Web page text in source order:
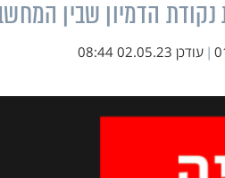
הדמיון שבין
| עודכן 02.05.23 08:44